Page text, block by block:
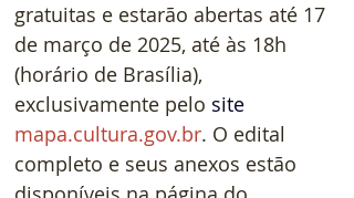
gratuitas e estarão abertas até 17
de março de 2025, até às 18h
(horário de Brasília),
exclusivamente pelo site
mapa.cultura.gov.br. O edital
completo e seus anexos estão